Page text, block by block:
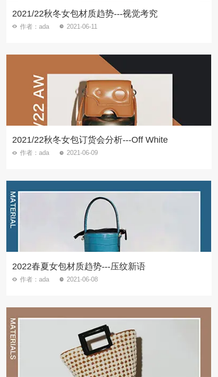
2021/22秋冬女包材质趋势---视觉考究
作者：ada 2021-06-11
2021/22秋冬女包订货会分析---Off White
作者：ada 2021-06-09
2022春夏女包材质趋势---压纹新语
作者：ada 2021-06-08